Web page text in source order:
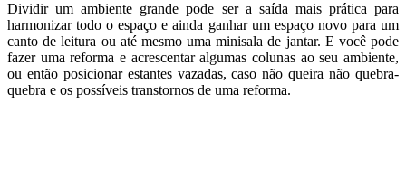
Dividir um ambiente grande pode ser a saída mais prática para
harmonizar todo o espaço e ainda ganhar um espaço novo para um
canto de leitura ou até mesmo uma minisala de jantar. E você pode
fazer uma reforma e acrescentar algumas colunas ao seu ambiente,
ou então posicionar estantes vazadas, caso não queira não quebra-
quebra e os possíveis transtornos de uma reforma.